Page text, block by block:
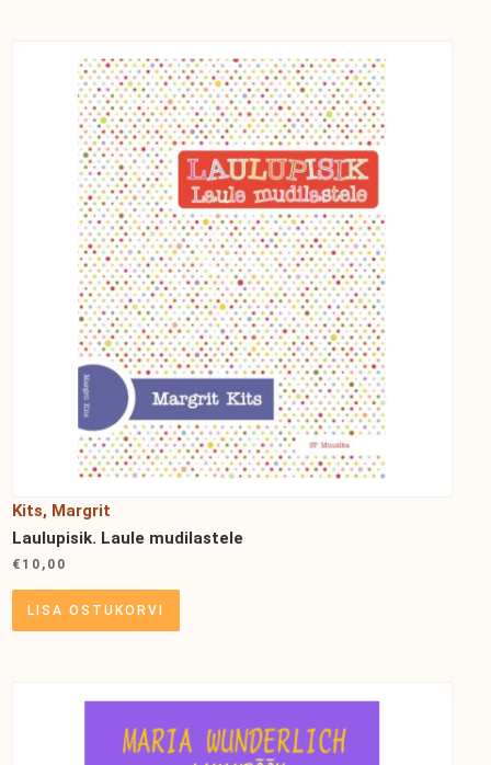
Kits, Margrit
Laulupisik. Laule mudilastele
€ 10,00
LISA OSTUKORVI